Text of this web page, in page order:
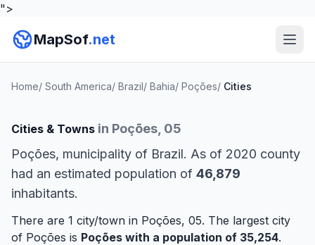
">
MapSof.net
Home/ South America/ Brazil/ Bahia/ Poções/ Cities
Cities & Towns in Poções, 05
Poções, municipality of Brazil. As of 2020 county
had an estimated population of 46,879
inhabitants.
There are 1 city/town in Poções, 05. The largest city
of Poções is Poções with a population of 35,254.